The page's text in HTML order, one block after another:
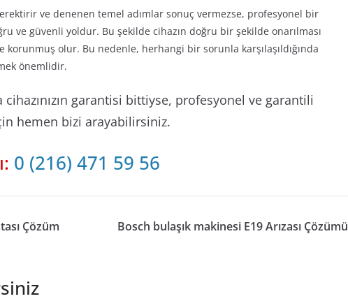
ve denenen temel adımlar sonuç vermezse, profesyonel bir
ve güvenli yoldur. Bu şekilde cihazın doğru bir şekilde onarılması
korunmuş olur. Bu nedenle, herhangi bir sorunla karşılaşıldığında
önemlidir.
cihazınızın garantisi bittiyse, profesyonel ve garantili
hemen bizi arayabilirsiniz.
0 (216) 471 59 56
Çözüm
Bosch bulaşık makinesi E19 Arızası Çözümü